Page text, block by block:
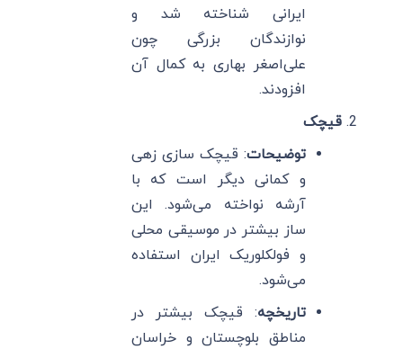
ایرانی شناخته شد و
نوازندگان بزرگی چون
علی‌اصغر بهاری به کمال آن
افزودند.
قیچک
توضیحات: قیچک سازی زهی
و کمانی دیگر است که با
آرشه نواخته می‌شود. این
ساز بیشتر در موسیقی محلی
و فولکلوریک ایران استفاده
می‌شود.
تاریخچه: قیچک بیشتر در
مناطق بلوچستان و خراسان